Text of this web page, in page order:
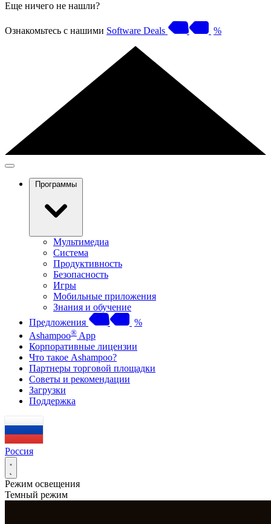
Еще ничего не нашли?
Ознакомьтесь с нашими Software Deals %
Программы
Мультимедиа
Система
Продуктивность
Безопасность
Игры
Мобильные приложения
Знания и обучение
Предложения
%
Ashampoo® App
Корпоративные лицензии
Что такое Ashampoo?
Партнеры торговой площадки
Советы и рекомендации
Загрузки
Поддержка
Россия
Режим освещения
Темный режим